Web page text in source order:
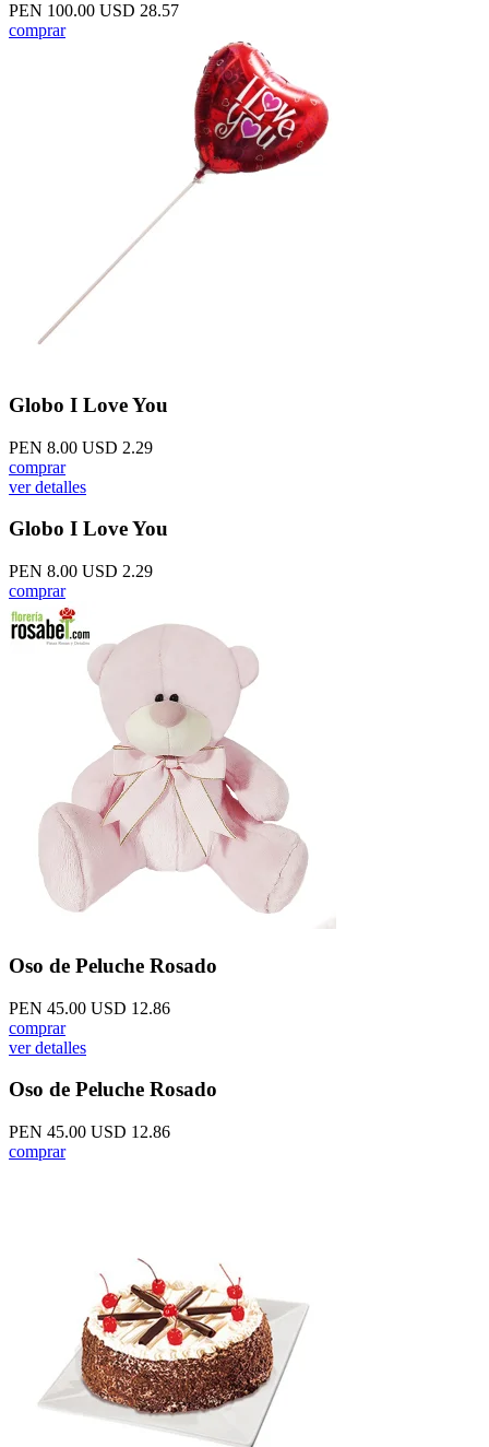
PEN 100.00 USD 28.57
comprar
Globo I Love You
PEN 8.00 USD 2.29
comprar
ver detalles
Globo I Love You
PEN 8.00 USD 2.29
comprar
Oso de Peluche Rosado
PEN 45.00 USD 12.86
comprar
ver detalles
Oso de Peluche Rosado
PEN 45.00 USD 12.86
comprar